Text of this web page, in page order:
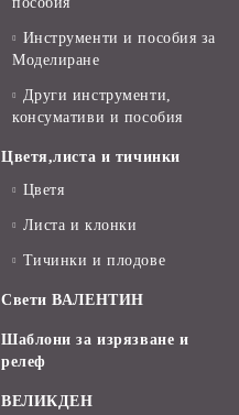
Инструменти и пособия за
Моделиране
Други инструменти,
консумативи и пособия
Цветя,листа и тичинки
Цветя
Листа и клонки
Тичинки и плодове
Свети ВАЛЕНТИН
Шаблони за изрязване и
релеф
ВЕЛИКДЕН